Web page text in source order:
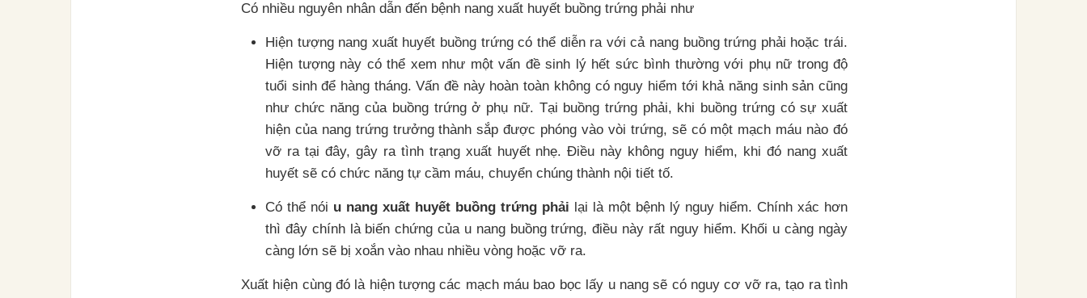
Có nhiều nguyên nhân dẫn đến bệnh nang xuất huyết buồng trứng phải như
Hiện tượng nang xuất huyết buồng trứng có thể diễn ra với cả nang buồng trứng phải hoặc trái.
Hiện tượng này có thể xem như một vấn đề sinh lý hết sức bình thường với phụ nữ trong độ
tuổi sinh để hàng tháng. Vấn đề này hoàn toàn không có nguy hiểm tới khả năng sinh sản cũng
như chức năng của buồng trứng ở phụ nữ. Tại buồng trứng phải, khi buồng trứng có sự xuất
hiện của nang trứng trưởng thành sắp được phóng vào vòi trứng, sẽ có một mạch máu nào đó
vỡ ra tại đây, gây ra tình trạng xuất huyết nhẹ. Điều này không nguy hiểm, khi đó nang xuất
huyết sẽ có chức năng tự cầm máu, chuyển chúng thành nội tiết tố.
Có thể nói u nang xuất huyết buồng trứng phải lại là một bệnh lý nguy hiểm. Chính xác hơn
thì đây chính là biến chứng của u nang buồng trứng, điều này rất nguy hiểm. Khối u càng ngày
càng lớn sẽ bị xoắn vào nhau nhiều vòng hoặc vỡ ra.
Xuất hiện cùng đó là hiện tượng các mạch máu bao bọc lấy u nang sẽ có nguy cơ vỡ ra, tạo ra tình